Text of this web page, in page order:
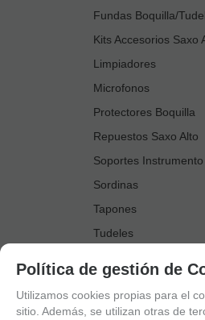
Fundas Boquilla/Tudel
Kits Accesorios Saxo
Limpiadores
Microfonos
Protectores Boquilla
Repuestos Saxo Alto
Soportes Instrumento
Sordinas
Tapones
Tudeles
Accesorios Saxo Tenor
Abrazaderas
Política de gestión de
Utilizamos cookies propias para el
sitio. Además, se utilizan otras de